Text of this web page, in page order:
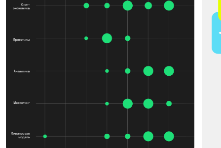
ЭКСКУРСИИ В КОМПАНИИ